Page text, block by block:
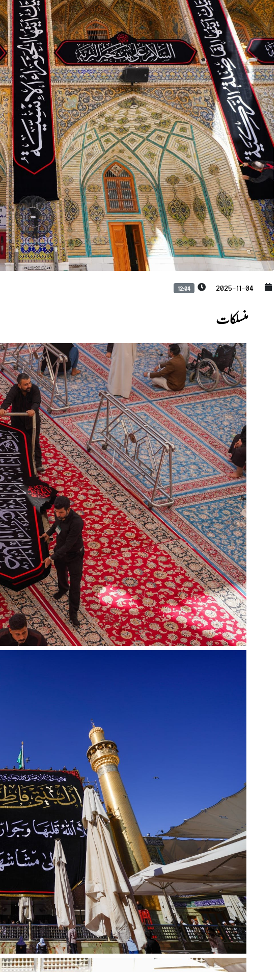
2025-11-04
12:04
منسلکات